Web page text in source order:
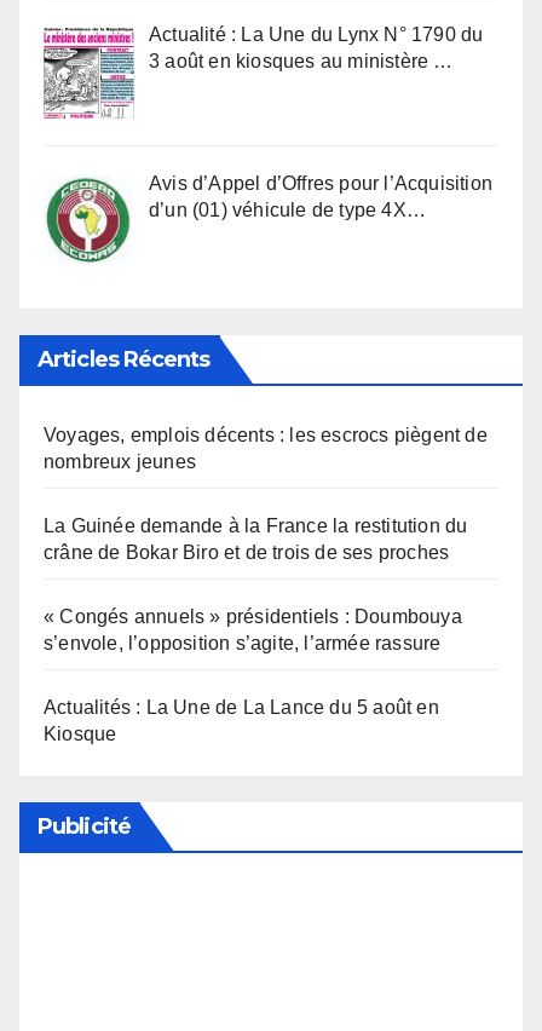
Actualité : La Une du Lynx N° 1790 du
3 août en kiosques au ministère …
Avis d’Appel d’Offres pour l’Acquisition
d’un (01) véhicule de type 4X…
Articles Récents
Voyages, emplois décents : les escrocs piègent de
nombreux jeunes
La Guinée demande à la France la restitution du
crâne de Bokar Biro et de trois de ses proches
« Congés annuels » présidentiels : Doumbouya
s’envole, l’opposition s’agite, l’armée rassure
Actualités : La Une de La Lance du 5 août en
Kiosque
Publicité